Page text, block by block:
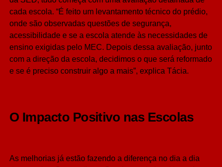
cada escola. “É feito um levantamento técnico do prédio,
onde são observadas questões de segurança,
acessibilidade e se a escola atende às necessidades de
ensino exigidas pelo MEC. Depois dessa avaliação, junto
com a direção da escola, decidimos o que será reformado
e se é preciso construir algo a mais”, explica Tácia.
O Impacto Positivo nas Escolas
As melhorias já estão fazendo a diferença no dia a dia